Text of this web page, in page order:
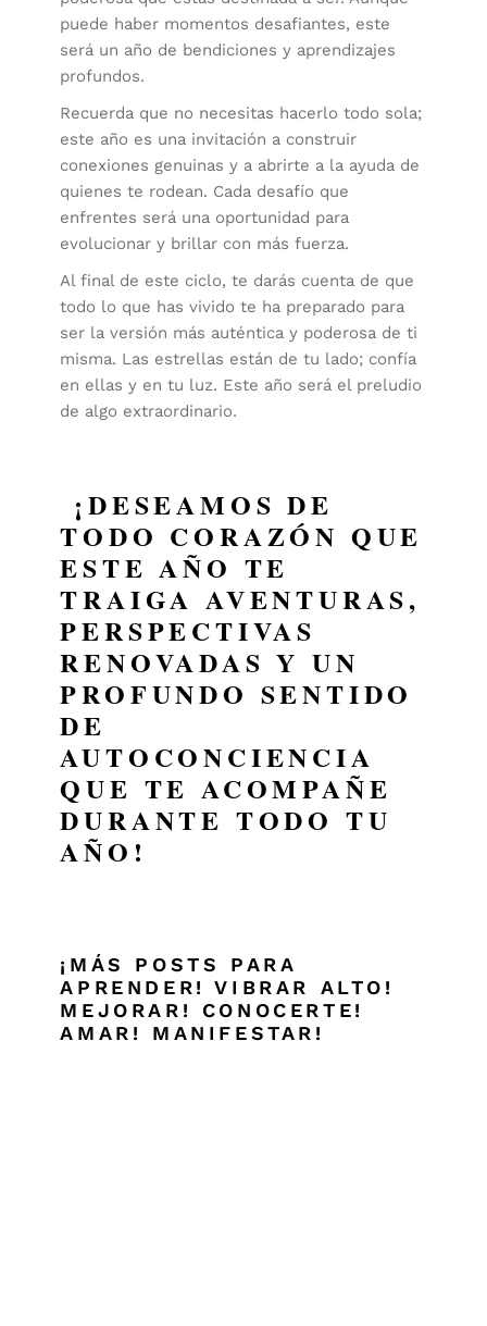
puede haber momentos desafiantes, este
será un año de bendiciones y aprendizajes
profundos.
Recuerda que no necesitas hacerlo todo sola;
este año es una invitación a construir
conexiones genuinas y a abrirte a la ayuda de
quienes te rodean. Cada desafío que
enfrentes será una oportunidad para
evolucionar y brillar con más fuerza.
Al final de este ciclo, te darás cuenta de que
todo lo que has vivido te ha preparado para
ser la versión más auténtica y poderosa de ti
misma. Las estrellas están de tu lado; confía
en ellas y en tu luz. Este año será el preludio
de algo extraordinario.
¡DESEAMOS DE
TODO CORAZÓN QUE
ESTE AÑO TE
TRAIGA AVENTURAS,
PERSPECTIVAS
RENOVADAS Y UN
PROFUNDO SENTIDO
DE
AUTOCONCIENCIA
QUE TE ACOMPAÑE
DURANTE TODO TU
AÑO!
¡MÁS POSTS PARA
APRENDER!VIBRAR ALTO!
MEJORAR! CONOCERTE!
AMAR! MANIFESTAR!